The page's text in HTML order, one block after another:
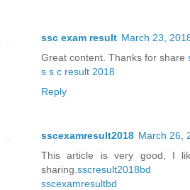
ssc exam result March 23,
Great content. Thanks for share
s s c result 2018
Reply
sscexamresult2018 March 26,
This article is very good, I
sharing. sscresult2018bd
sscexamresultbd